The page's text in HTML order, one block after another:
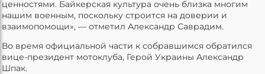
ценностями. Байкерская культура очень близка многим
нашим военным, поскольку строится на доверии и
взаимопомощи», — отметил Александр Саврадим.
Во время официальной части к собравшимся обратился
вице-президент мотоклуба, Герой Украины Александр
Шпак.